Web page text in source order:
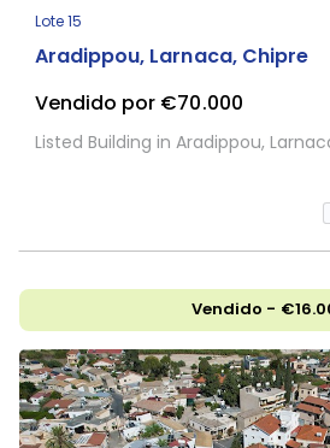
Lote 15
Aradippou, Larnaca, Chipre
Vendido por €70.000
Listed Building in Aradippou,
Vendido -